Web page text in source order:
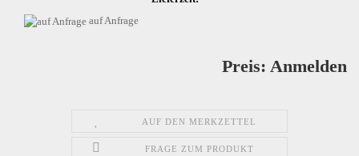
auf Anfrage
Preis: Anmelden
AUF DEN MERKZETTEL
FRAGE ZUM PRODUKT